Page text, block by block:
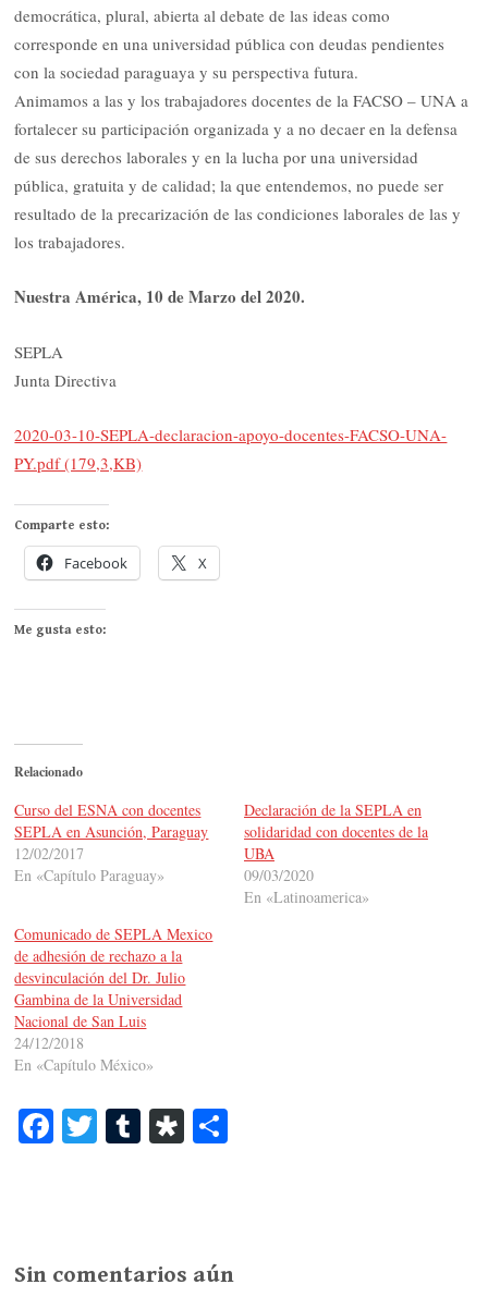
democrática, plural, abierta al debate de las ideas como
corresponde en una universidad pública con deudas pendientes
con la sociedad paraguaya y su perspectiva futura.
Animamos a las y los trabajadores docentes de la FACSO – UNA a
fortalecer su participación organizada y a no decaer en la defensa
de sus derechos laborales y en la lucha por una universidad
pública, gratuita y de calidad; la que entendemos, no puede ser
resultado de la precarización de las condiciones laborales de las y
los trabajadores.
Nuestra América, 10 de Marzo del 2020.
SEPLA
Junta Directiva
2020-03-10-SEPLA-declaracion-apoyo-docentes-FACSO-UNA-
PY.pdf (179,3,KB)
Comparte esto:
Facebook X
Me gusta esto:
Relacionado
Curso del ESNA con docentes
SEPLA en Asunción, Paraguay
12/02/2017
En «Capítulo Paraguay»
Declaración de la SEPLA en
solidaridad con docentes de la
UBA
09/03/2020
En «Latinoamerica»
Comunicado de SEPLA Mexico
de adhesión de rechazo a la
desvinculación del Dr. Julio
Gambina de la Universidad
Nacional de San Luis
24/12/2018
En «Capítulo México»
Fa T T
r
Di
rti
Sin comentarios aún